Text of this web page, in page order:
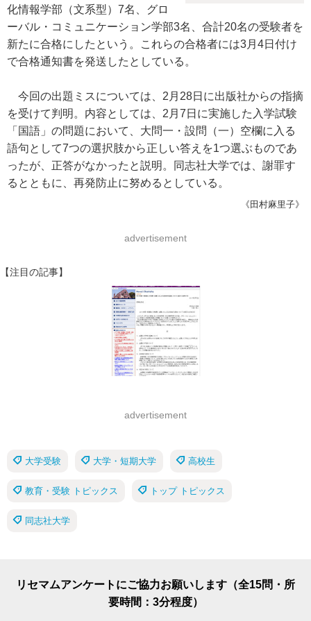
化情報学部（文系型）7名、グロ
ーバル・コミュニケーション学部3名、合計20名の受験者を
新たに合格にしたという。これらの合格者には3月4日付け
で合格通知書を発送したとしている。
今回の出題ミスについては、2月28日に出版社からの指摘
を受けて判明。内容としては、2月7日に実施した入学試験
「国語」の問題において、大問一・設問（一）空欄に入る
語句として7つの選択肢から正しい答えを1つ選ぶものであ
ったが、正答がなかったと説明。同志社大学では、謝罪す
るとともに、再発防止に努めるとしている。
《田村麻里子》
advertisement
【注目の記事】
advertisement
大学受験 大学・短期大学 高校生
教育・受験 トピックス トップ トピックス
同志社大学
リセマムアンケートにご協力お願いします（全15問・所
要時間：3分程度）